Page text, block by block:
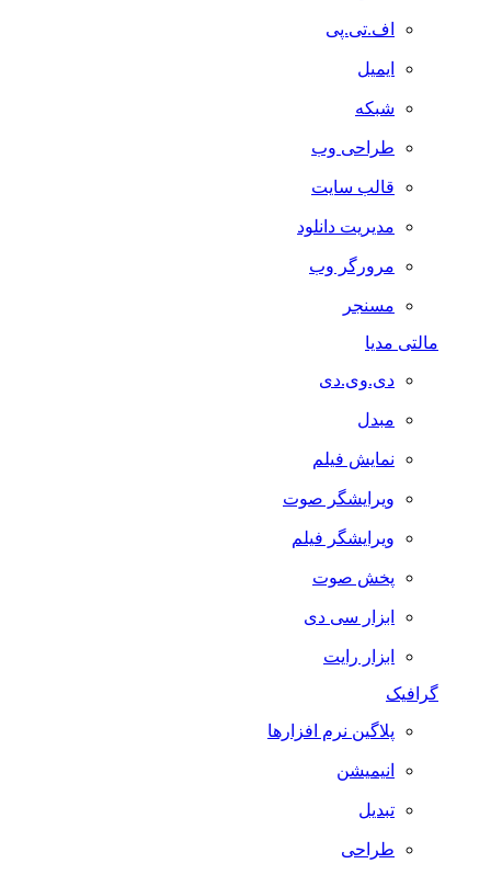
اف.تی.پی
ایمیل
شبکه
طراحی وب
قالب سایت
مدیریت دانلود
مرورگر وب
مسنجر
مالتی مدیا
دی.وی.دی
مبدل
نمایش فیلم
ویرایشگر صوت
ویرایشگر فیلم
پخش صوت
ابزار سی دی
ابزار رایت
گرافیک
پلاگین نرم افزارها
انیمیشن
تبدیل
طراحی